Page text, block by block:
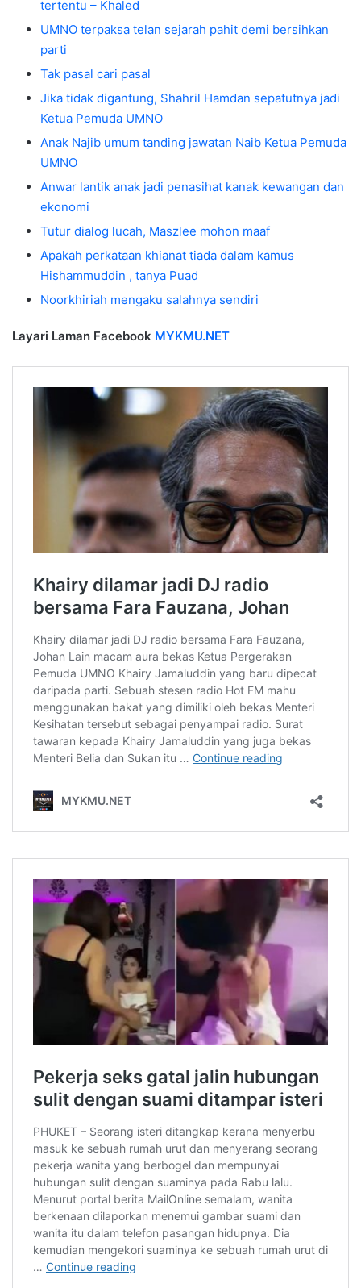
tertentu – Khaled
UMNO terpaksa telan sejarah pahit demi bersihkan
parti
Tak pasal cari pasal
Jika tidak digantung, Shahril Hamdan sepatutnya jadi
Ketua Pemuda UMNO
Anak Najib umum tanding jawatan Naib Ketua Pemuda
UMNO
Anwar lantik anak jadi penasihat kanak kewangan dan
ekonomi
Tutur dialog lucah, Maszlee mohon maaf
Apakah perkataan khianat tiada dalam kamus
Hishammuddin , tanya Puad
Noorkhiriah mengaku salahnya sendiri
Layari Laman Facebook MYKMU.NET